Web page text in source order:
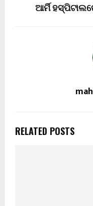
ଆର୍ମି
RELATED POSTS